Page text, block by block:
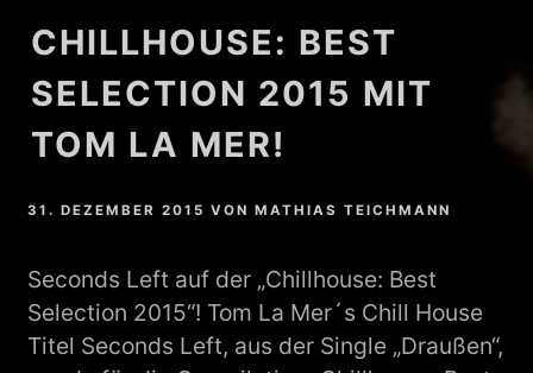
CHILLHOUSE: BEST
SELECTION 2015 MIT
TOM LA MER!
31. DEZEMBER 2015 VONMATHIAS TEICHMANN
Seconds Left auf der „Chillhouse: Best
Selection 2015“! Tom La Mer´s Chill House
Titel Seconds Left, aus der Single „Draußen“,